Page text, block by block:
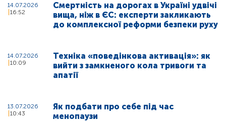
14.07.2026
16:52
Смертність на дорогах в Україні удвічі
вища, ніж в ЄС: експерти закликають
до комплексної реформи безпеки руху
14.07.2026
10:09
Техніка «поведінкова активація»: як
вийти з замкненого кола тривоги та
апатії
13.07.2026
10:43
Як подбати про себе під час
менопаузи